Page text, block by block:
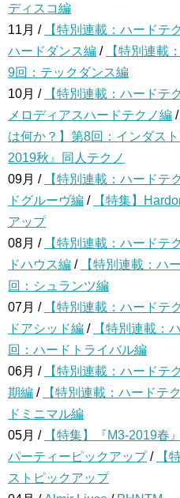
ディスコ編
11月 /
【特別連載：ハードテ
ハードダンス編 /
【特別連載
9回：テックダンス編
10月 /
【特別連載：ハードテ
メロディアスハードテクノ編 /
は何か？】第8回：インダス
2019秋』同人テクノ
09月 /
【特別連載：ハードテ
ドグルーヴ編 /
【特集】
アップ
08月 /
【特別連載：ハードテ
ドハウス編 /
【特別連載：ハ
回：シュランツ編
07月 /
【特別連載：ハードテ
ドアシッド編 /
【特別連載：
回：ハードトライバル編
06月 /
【特別連載：ハードテ
期編 /
【特別連載：ハードテ
ドミニマル編
05月 /
【特集】『M3-2019春
パーティーピックアップ/
【
ストピックアップ